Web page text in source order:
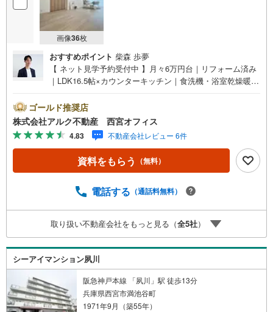
画像36枚
おすすめポイント 柴森 歩夢
【 ネット見学予約受付中 】月々6万円台｜リフォーム済み
｜LDK16.5帖×カウンターキッチン｜食洗機・浴室乾燥暖房
神戸線「西宮北口駅」徒歩15分！■昭和48年9月竣工、総戸
数43邸のマンション！■エレベーター完備です！■1階に専
用使用権付き倉庫あり！■食洗機・浴室乾燥機・追い炊き機
能完備！【 リフォーム内容（2026年3月完成）】＜水回り
新規交換＞システムキッチン/浴室/洗面化粧台/トイレ＜内
装＞全室クロス貼替/フローリング貼/フロアタイル貼/給湯
について 】当社はJRさくら夙川駅より徒歩3分の立地に店
やおむつ替えスペースも完備しており、お子さま連れでも
安心してご来店いただけます。住宅ローンに強く、事前審
査のサポートや金融機関のご提案、お客様一人ひとりに合
わせた無理のない資金計画のご提案までトータルでサポー
トいたします
ゴールド推奨店
株式会社アルク不動産 西宮オフィス
4.83 不動産会社レビュー 6件
資料をもらう （無料）
電話する （通話料無料）
取り扱い不動産会社をもっと見る（全5社）
シーアイマンション夙川
阪急神戸本線 「夙川」駅 徒歩13分
兵庫県西宮市満池谷町
1971年9月（築55年）